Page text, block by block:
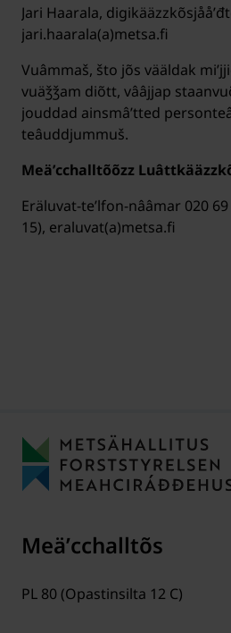
Jari Haarala,
jari.haarala(a)metsa.fi
Vuâmmaš, što jõs vääldak
vuäǯǯam diõtt, vââjjap
jouddad ainsmâʹtted
teâuddjummuš.
Meäʹcchalltõõzz
Eräluvat-teʹlfon-nââmar 020
15), eraluvat(a)metsa.fi
Meäʹcchalltõs
PL 80 (Opastinsilta 12 C)